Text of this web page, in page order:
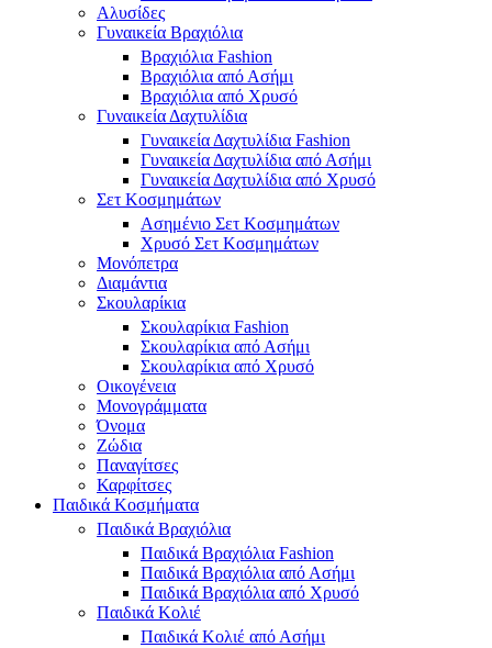
Αλυσίδες
Γυναικεία Βραχιόλια
Βραχιόλια Fashion
Βραχιόλια από Ασήμι
Βραχιόλια από Χρυσό
Γυναικεία Δαχτυλίδια
Γυναικεία Δαχτυλίδια Fashion
Γυναικεία Δαχτυλίδια από Ασήμι
Γυναικεία Δαχτυλίδια από Χρυσό
Σετ Κοσμημάτων
Ασημένιο Σετ Κοσμημάτων
Χρυσό Σετ Κοσμημάτων
Μονόπετρα
Διαμάντια
Σκουλαρίκια
Σκουλαρίκια Fashion
Σκουλαρίκια από Ασήμι
Σκουλαρίκια από Χρυσό
Οικογένεια
Μονογράμματα
Όνομα
Ζώδια
Παναγίτσες
Καρφίτσες
Παιδικά Κοσμήματα
Παιδικά Βραχιόλια
Παιδικά Βραχιόλια Fashion
Παιδικά Βραχιόλια από Ασήμι
Παιδικά Βραχιόλια από Χρυσό
Παιδικά Κολιέ
Παιδικά Κολιέ από Ασήμι